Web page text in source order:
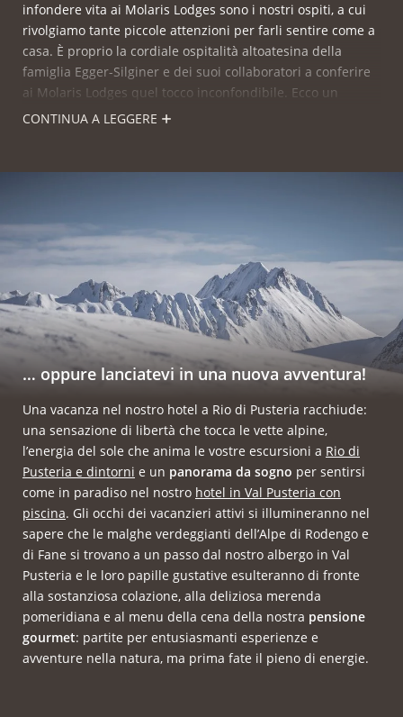
infondere vita ai Molaris Lodges sono i nostri ospiti, a cui
rivolgiamo tante piccole attenzioni per farli sentire come a
casa. È proprio la cordiale ospitalità altoatesina della
famiglia Egger-Silginer e dei suoi collaboratori a conferire
ai Molaris Lodges quel tocco inconfondibile. Ecco un
piccolo consiglio: mettetevi comodi nei nostri confortevoli
lasciarsi sfuggire tutte le bellezze che ci sono da vedere e
CONTINUA A LEGGERE
… oppure lanciatevi in una nuova avventura!
Una vacanza nel nostro hotel a Rio di Pusteria racchiude:
una sensazione di libertà che tocca le vette alpine,
l’energia del sole che anima le vostre escursioni a Rio di
Pusteria e dintorni e un panorama da sogno per sentirsi
come in paradiso nel nostro hotel in Val Pusteria con
piscina. Gli occhi dei vacanzieri attivi si illumineranno nel
sapere che le malghe verdeggianti dell’Alpe di Rodengo e
di Fane si trovano a un passo dal nostro albergo in Val
Pusteria e le loro papille gustative esulteranno di fronte
alla sostanziosa colazione, alla deliziosa merenda
pomeridiana e al menu della cena della nostra pensione
gourmet: partite per entusiasmanti esperienze e
avventure nella natura, ma prima fate il pieno di energie.